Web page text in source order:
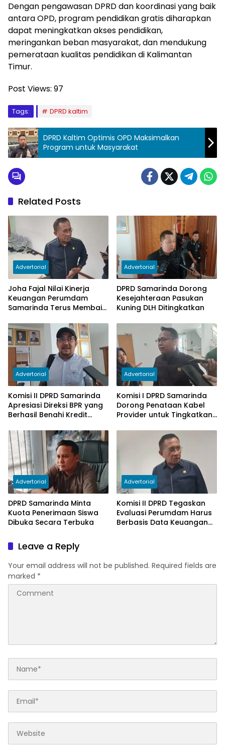
Dengan pengawasan DPRD dan koordinasi yang baik
antara OPD, program pendidikan gratis diharapkan
dapat meningkatkan akses pendidikan,
meringankan beban masyarakat, dan mendukung
pemerataan kualitas pendidikan di Kalimantan
Timur.
Post Views: 97
Tags: DPRD kaltim
DPRD Kaltim Optimis OPD Maksimalkan
Program untuk Masyarakat
Related Posts
Advertorial
Joha Fajal Nilai Kinerja
Keuangan Perumdam
Samarinda Terus Membaik,
Subsidi Berkurang
Advertorial
DPRD Samarinda Dorong
Kesejahteraan Pasukan
Kuning DLH Ditingkatkan
Advertorial
Komisi II DPRD Samarinda
Apresiasi Direksi BPR yang
Berhasil Benahi Kredit
Advertorial
Komisi I DPRD Samarinda
Dorong Penataan Kabel
Provider untuk Tingkatkan
Advertorial
DPRD Samarinda Minta
Kuota Penerimaan Siswa
Dibuka Secara Terbuka
Advertorial
Komisi II DPRD Tegaskan
Evaluasi Perumdam Harus
Berbasis Data Keuangan
Leave a Reply
Your email address will not be published. Required fields are
marked *